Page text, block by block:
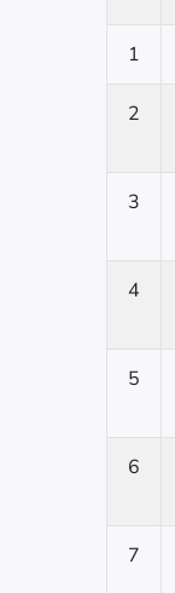
1
2
3
4
5
6
7